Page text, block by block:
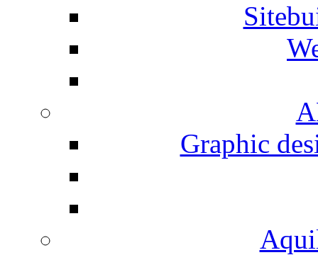
Graphic